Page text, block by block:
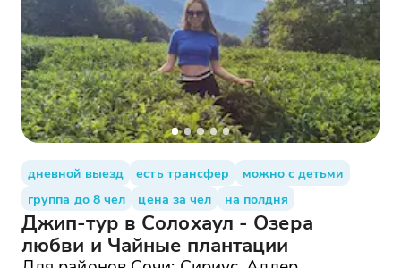
дневной выезд есть трансфер
можно с детьми
группа до 8 чел
цена за чел на полдня
Джип-тур в Солохаул - Озера
любви и Чайные плантации